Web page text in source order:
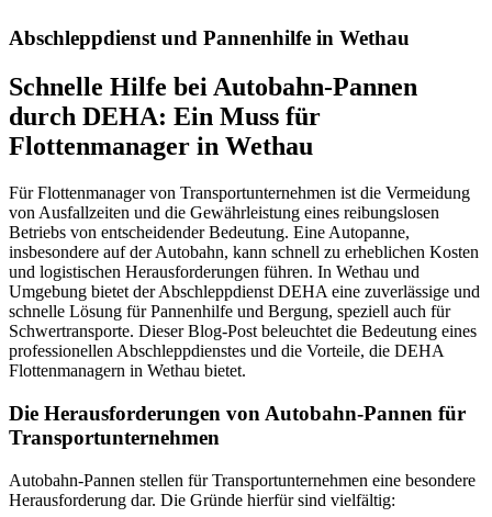
Abschleppdienst und Pannenhilfe in Wethau
Schnelle Hilfe bei Autobahn-Pannen
durch DEHA: Ein Muss für
Flottenmanager in Wethau
Für Flottenmanager von Transportunternehmen ist die Vermeidung
von Ausfallzeiten und die Gewährleistung eines reibungslosen
Betriebs von entscheidender Bedeutung. Eine Autopanne,
insbesondere auf der Autobahn, kann schnell zu erheblichen Kosten
und logistischen Herausforderungen führen. In Wethau und
Umgebung bietet der Abschleppdienst DEHA eine zuverlässige und
schnelle Lösung für Pannenhilfe und Bergung, speziell auch für
Schwertransporte. Dieser Blog-Post beleuchtet die Bedeutung eines
professionellen Abschleppdienstes und die Vorteile, die DEHA
Flottenmanagern in Wethau bietet.
Die Herausforderungen von Autobahn-Pannen für
Transportunternehmen
Autobahn-Pannen stellen für Transportunternehmen eine besondere
Herausforderung dar. Die Gründe hierfür sind vielfältig: